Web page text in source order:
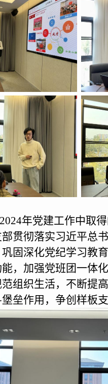
2024年党建工作中取
贯彻落实习近平总
固深化党纪学习教
，加强党班团一体
组织生活，不断提
垒作用，争创样板